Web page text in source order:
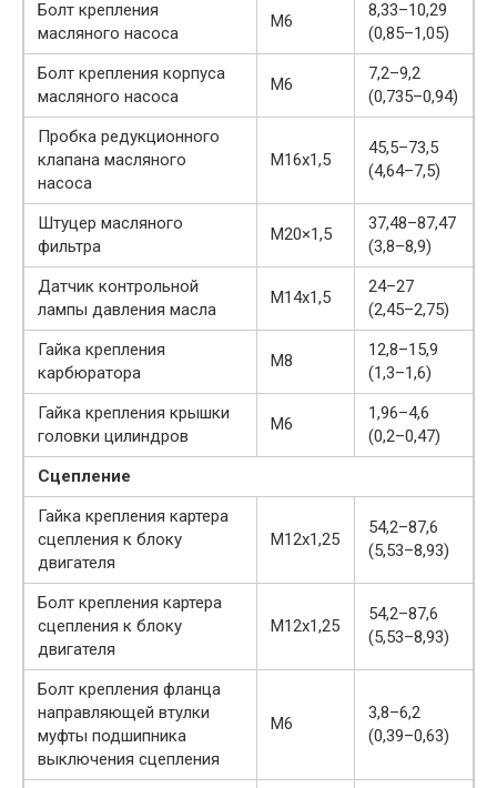
Болт крепления
масляного насоса
М6
8,33–10,29
(0,85–1,05)
Болт крепления корпуса
масляного насоса
М6
7,2–9,2
(0,735–0,94)
Пробка редукционного
клапана масляного
насоса
М16х1,5
45,5–73,5
(4,64–7,5)
Штуцер масляного
фильтра
М20×1,5
37,48–87,47
(3,8–8,9)
Датчик контрольной
лампы давления масла
М14х1,5
24–27
(2,45–2,75)
Гайка крепления
карбюратора
М8
12,8–15,9
(1,3–1,6)
Гайка крепления крышки
головки цилиндров
М6
1,96–4,6
(0,2–0,47)
Сцепление
Гайка крепления картера
сцепления к блоку
двигателя
М12х1,25
54,2–87,6
(5,53–8,93)
Болт крепления картера
сцепления к блоку
двигателя
М12х1,25
54,2–87,6
(5,53–8,93)
Болт крепления фланца
направляющей втулки
муфты подшипника
выключения сцепления
М6
3,8–6,2
(0,39–0,63)